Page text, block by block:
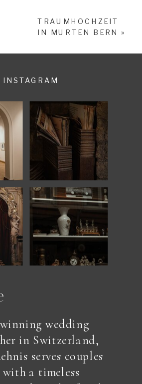
SHARE POST
TRAUMHOCHZEIT
IN MURTEN BERN
»
wedding
in Switzerland,
serves couples
a timeless